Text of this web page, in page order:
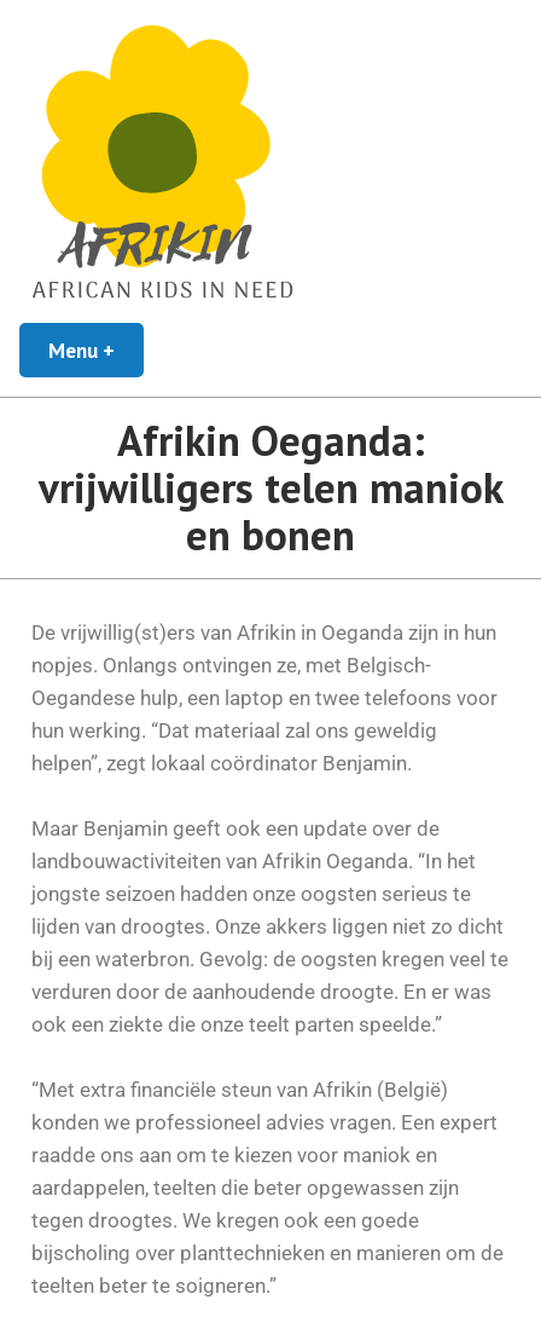
Afrikin
Menu +
Afrikin Oeganda:
vrijwilligers telen maniok
en bonen
De vrijwillig(st)ers van Afrikin in Oeganda zijn in hun
nopjes. Onlangs ontvingen ze, met Belgisch-
Oegandese hulp, een laptop en twee telefoons voor
hun werking. “Dat materiaal zal ons geweldig
helpen”, zegt lokaal coördinator Benjamin.
Maar Benjamin geeft ook een update over de
landbouwactiviteiten van Afrikin Oeganda. “In het
jongste seizoen hadden onze oogsten serieus te
lijden van droogtes. Onze akkers liggen niet zo dicht
bij een waterbron. Gevolg: de oogsten kregen veel te
verduren door de aanhoudende droogte. En er was
ook een ziekte die onze teelt parten speelde.”
“Met extra financiële steun van Afrikin (België)
konden we professioneel advies vragen. Een expert
raadde ons aan om te kiezen voor maniok en
aardappelen, teelten die beter opgewassen zijn
tegen droogtes. We kregen ook een goede
bijscholing over planttechnieken en manieren om de
teelten beter te soigneren.”